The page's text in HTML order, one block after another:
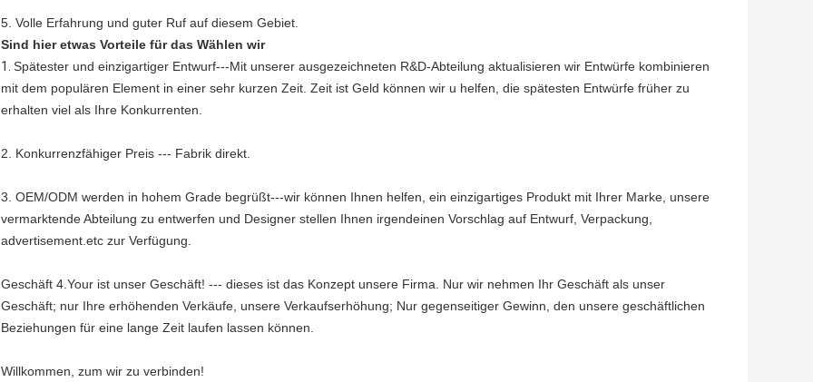
5. Volle Erfahrung und guter Ruf auf diesem Gebiet.
Sind hier etwas Vorteile für das Wählen wir
1. Spätester und einzigartiger Entwurf---Mit unserer ausgezeichneten R&D-Abteilung aktualisieren wir Entwürfe kombinieren
mit dem populären Element in einer sehr kurzen Zeit. Zeit ist Geld können wir u helfen, die spätesten Entwürfe früher zu
erhalten viel als Ihre Konkurrenten.
2. Konkurrenzfähiger Preis --- Fabrik direkt.
3. OEM/ODM werden in hohem Grade begrüßt---wir können Ihnen helfen, ein einzigartiges Produkt mit Ihrer Marke, unsere
vermarktende Abteilung zu entwerfen und Designer stellen Ihnen irgendeinen Vorschlag auf Entwurf, Verpackung,
advertisement.etc zur Verfügung.
Geschäft 4.Your ist unser Geschäft! --- dieses ist das Konzept unsere Firma. Nur wir nehmen Ihr Geschäft als unser
Geschäft; nur Ihre erhöhenden Verkäufe, unsere Verkaufserhöhung; Nur gegenseitiger Gewinn, den unsere geschäftlichen
Beziehungen für eine lange Zeit laufen lassen können.
Willkommen, zum wir zu verbinden!